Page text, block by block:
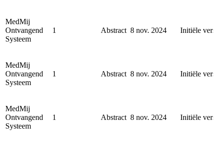
MedMij
Ontvangend
Systeem
1 Abstract 8 nov. 2024 Initiële
MedMij
Ontvangend
Systeem
1 Abstract 8 nov. 2024 Initiële
MedMij
Ontvangend
Systeem
1 Abstract 8 nov. 2024 Initiële